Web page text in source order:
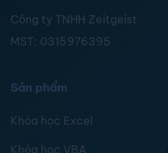
Công ty TNHH Zeitgeist
MST: 0315976395
Sản phẩm
Khóa học Excel
Khóa học VBA